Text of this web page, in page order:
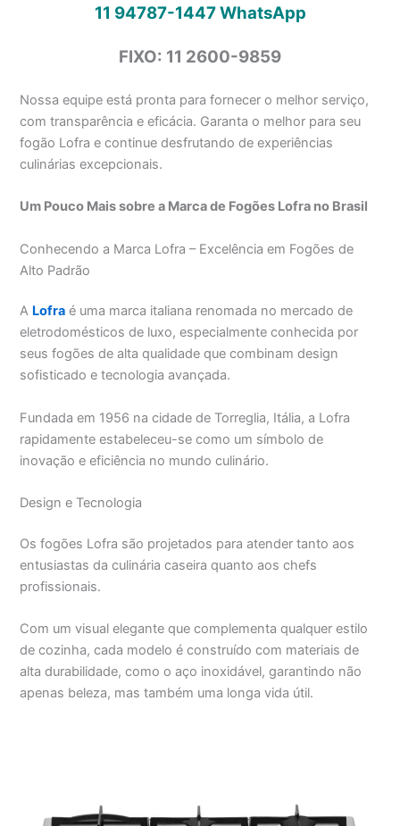
11 94787-1447WhatsApp
FIXO: 11 2600-9859
Nossa equipe está pronta para fornecer o melhor serviço,
com transparência e eficácia. Garanta o melhor para seu
fogão Lofra e continue desfrutando de experiências
culinárias excepcionais.
Um Pouco Mais sobre a Marca de Fogões Lofra no Brasil
Conhecendo a Marca Lofra – Excelência em Fogões de
Alto Padrão
A Lofra é uma marca italiana renomada no mercado de
eletrodomésticos de luxo, especialmente conhecida por
seus fogões de alta qualidade que combinam design
sofisticado e tecnologia avançada.
Fundada em 1956 na cidade de Torreglia, Itália, a Lofra
rapidamente estabeleceu-se como um símbolo de
inovação e eficiência no mundo culinário.
Design e Tecnologia
Os fogões Lofra são projetados para atender tanto aos
entusiastas da culinária caseira quanto aos chefs
profissionais.
Com um visual elegante que complementa qualquer estilo
de cozinha, cada modelo é construído com materiais de
alta durabilidade, como o aço inoxidável, garantindo não
apenas beleza, mas também uma longa vida útil.